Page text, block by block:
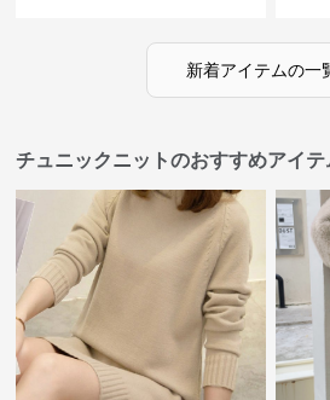
新着アイテムの一
チュニックニットのおすすめアイテ